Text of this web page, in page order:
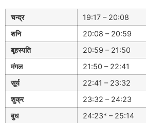
चन्द्र
19:17 – 20:08
शनि
20:08 – 20:59
बृहस्पति
20:59 – 21:50
मंगल
21:50 – 22:41
सूर्य
22:41 – 23:32
शुक्र
23:32 – 24:23
बुध
24:23* – 25:14